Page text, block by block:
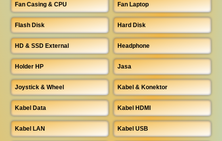
Fan Casing & CPU Fan Laptop
Flash Disk Hard Disk
HD & SSD External Headphone
Holder HP Jasa
Joystick & Wheel Kabel & Konektor
Kabel Data Kabel HDMI
Kabel LAN Kabel USB